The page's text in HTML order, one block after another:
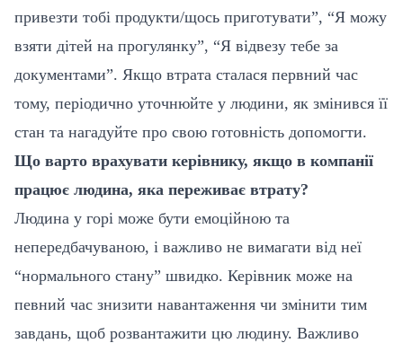
привезти тобі продукти/щось приготувати”, “Я можу
взяти дітей на прогулянку”, “Я відвезу тебе за
документами”. Якщо втрата сталася первний час
тому, періодично уточнюйте у людини, як змінився її
стан та нагадуйте про свою готовність допомогти.
Що варто врахувати керівнику, якщо в компанії
працює людина, яка переживає втрату?
Людина у горі може бути емоційною та
непередбачуваною, і важливо не вимагати від неї
“нормального стану” швидко. Керівник може на
певний час знизити навантаження чи змінити тим
завдань, щоб розвантажити цю людину. Важливо